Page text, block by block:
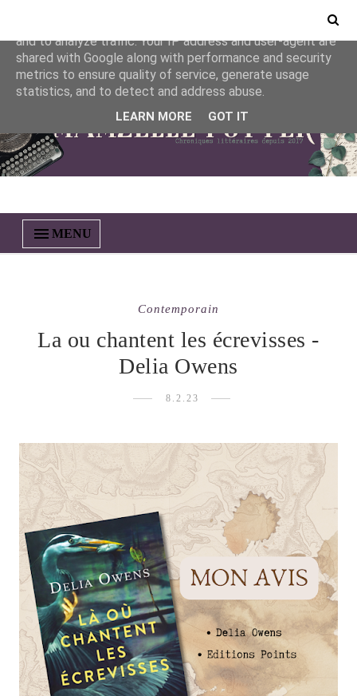
MENU
Contemporain
La ou chantent les écrevisses -
Delia Owens
8.2.23
This site uses cookies from Google to deliver its services
and to analyze traffic. Your IP address and user-agent are
shared with Google along with performance and security
metrics to ensure quality of service, generate usage
statistics, and to detect and address abuse.
LEARN MORE GOT IT